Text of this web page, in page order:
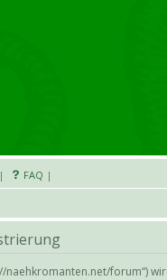
| FAQ |
forum“)